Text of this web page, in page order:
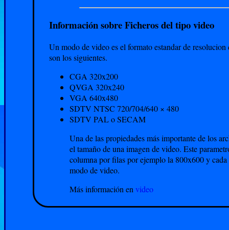
Información sobre Ficheros del tipo video
Un modo de video es el formato estandar de
son los siguientes.
CGA 320x200
QVGA 320x240
VGA 640x480
SDTV NTSC 720/704/640 × 480
SDTV PAL o SECAM
Una de las propiedades más importante de los
el tamaño de una imagen de video. Este
columna por filas por ejemplo la 800x600 y
modo de video.
Más información en video